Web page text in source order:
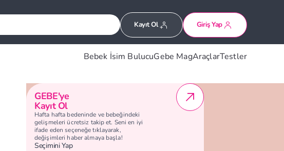
Kayıt Ol Giriş Yap
Bebek İsim BulucuGebe MagAraçlarTestler
GEBE'ye
Kayıt Ol
Hafta hafta bedeninde ve bebeğindeki
gelişmeleri ücretsiz takip et. Seni en iyi
ifade eden seçeneğe tıklayarak,
değişimleri haber almaya başla!
Seçimini Yap